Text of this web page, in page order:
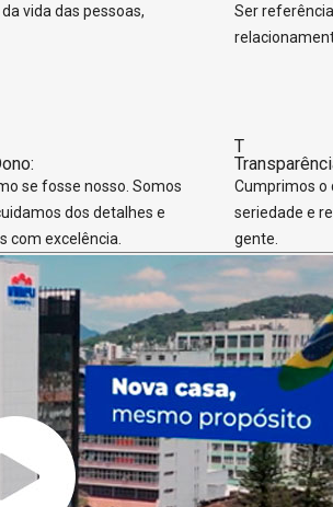
vida das pessoas,
Ser
se fosse nosso. Somos
dos detalhes e
com excelência.
T
Cumprimos o
seriedade e
gente.